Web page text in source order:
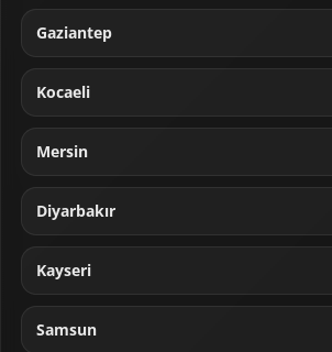
Gaziantep
Kocaeli
Mersin
Diyarbakır
Kayseri
Samsun